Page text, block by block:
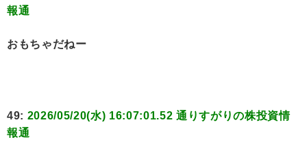
報通
おもちゃだねー
49: 2026/05/20(水) 16:07:01.52 通りすがりの株投資情
報通